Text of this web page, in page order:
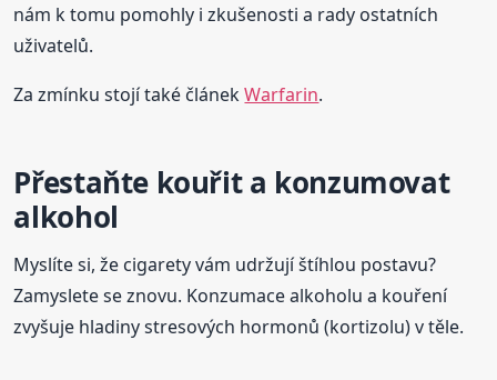
nám k tomu pomohly i zkušenosti a rady ostatních
uživatelů.
Za zmínku stojí také článekWarfarin.
Přestaňte kouřit a konzumovat
alkohol
Myslíte si, že cigarety vám udržují štíhlou postavu?
Zamyslete se znovu. Konzumace alkoholu a kouření
zvyšuje hladiny stresových hormonů (kortizolu) v těle.